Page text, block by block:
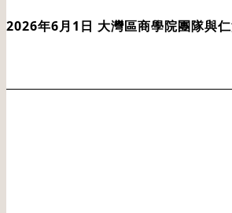
2026年6月1日 大灣區商學院團隊與